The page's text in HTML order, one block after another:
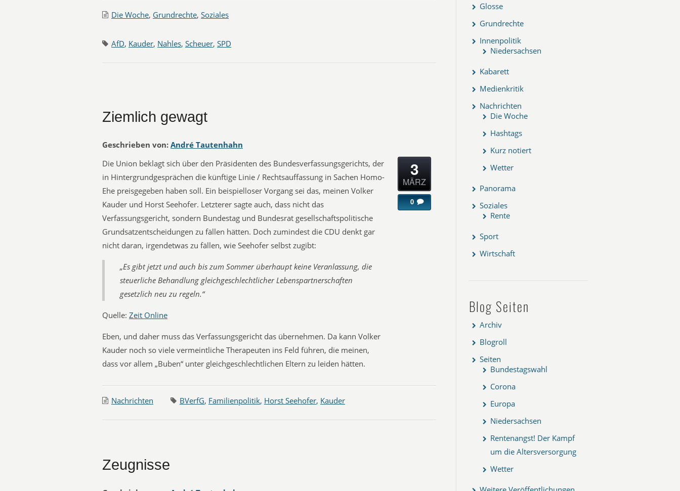
Die Woche, Grundrechte, Soziales
AfD, Kauder, Nahles, Scheuer, SPD
Ziemlich gewagt
Geschrieben von: André Tautenhahn
Die Union beklagt sich über den Präsidenten des Bundesverfassungsgerichts, der
in Hintergrundgesprächen die künftige Linie / Rechtsauffassung in Sachen Homo-
Ehe preisgegeben haben soll. Ein beispielloser Vorgang sei das, meinen Volker
Kauder und Horst Seehofer. Letzterer sagte auch, dass nicht das
Verfassungsgericht, sondern Bundestag und Bundesrat gesellschaftspolitische
Grundsatzentscheidungen zu fällen hätten. Doch zumindest die CDU denkt gar
nicht daran, irgendetwas zu fällen, wie Seehofer selbst zugibt:
„Es gibt jetzt und auch bis zum Sommer überhaupt keine Veranlassung, die
steuerliche Behandlung gleichgeschlechtlicher Lebenspartnerschaften
gesetzlich neu zu regeln.“
Quelle: Zeit Online
Eben, und daher muss das Verfassungsgericht das übernehmen. Da kann Volker
Kauder noch so viele vermeintliche Therapeuten ins Feld führen, die meinen,
dass vor allem „Buben“ unter gleichgeschlechtlichen Eltern zu leiden hätten.
3
MÄRZ
0
Nachrichten BVerfG, Familienpolitik, Horst Seehofer, Kauder
Zeugnisse
Glosse
Grundrechte
Innenpolitik
Niedersachsen
Kabarett
Medienkritik
Nachrichten
Die Woche
Hashtags
Kurz notiert
Wetter
Panorama
Soziales
Rente
Sport
Wirtschaft
Blog Seiten
Archiv
Blogroll
Seiten
Bundestagswahl
Corona
Europa
Niedersachsen
Rentenangst! Der Kampf
um die Altersversorgung
Wetter